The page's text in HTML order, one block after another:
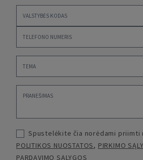
Spustelėkite čia norėdami priimti
POLITIKOS NUOSTATOS, PIRKIMO
PARDAVIMO SĄLYGOS